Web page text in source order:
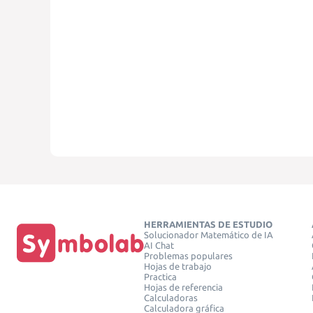
HERRAMIENTAS DE ESTUDIO
Solucionador Matemático de IA
AI Chat
Problemas populares
Hojas de trabajo
Practica
Hojas de referencia
Calculadoras
Calculadora gráfica